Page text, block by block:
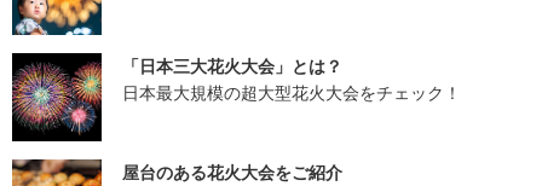
「日本三大花火大会」とは？
日本最大規模の超大型花火大会をチェック！
屋台のある花火大会をご紹介